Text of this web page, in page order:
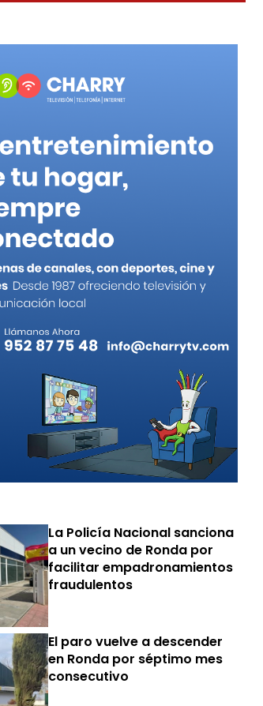
La Policía Nacional sanciona
a un vecino de Ronda por
facilitar empadronamientos
fraudulentos
El paro vuelve a descender
en Ronda por séptimo mes
consecutivo